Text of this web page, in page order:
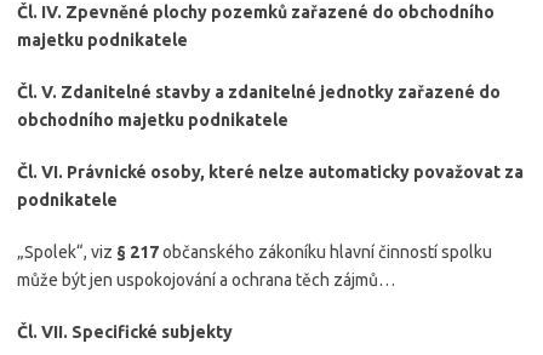
Čl. IV. Zpevněné plochy pozemků zařazené do obchodního
majetku podnikatele
Čl. V. Zdanitelné stavby a zdanitelné jednotky zařazené do
obchodního majetku podnikatele
Čl. VI. Právnické osoby, které nelze automaticky považovat za
podnikatele
„Spolek“, viz § 217občanského zákoníku hlavní činností spolku
může být jen uspokojování a ochrana těch zájmů…
Čl. VII. Specifické subjekty